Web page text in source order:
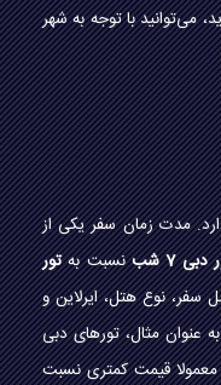
می‌توانید با توجه به شهر
مدت زمان سفر یکی از
دبی 7 شب نسبت بهتور
سفر، نوع هتل، ایرلاین و
عنوان مثال، تورهای دبی
قیمت کمتری نسبت